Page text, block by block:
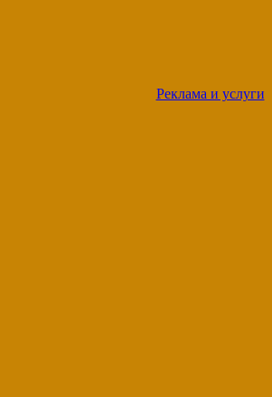
Реклама и услуги